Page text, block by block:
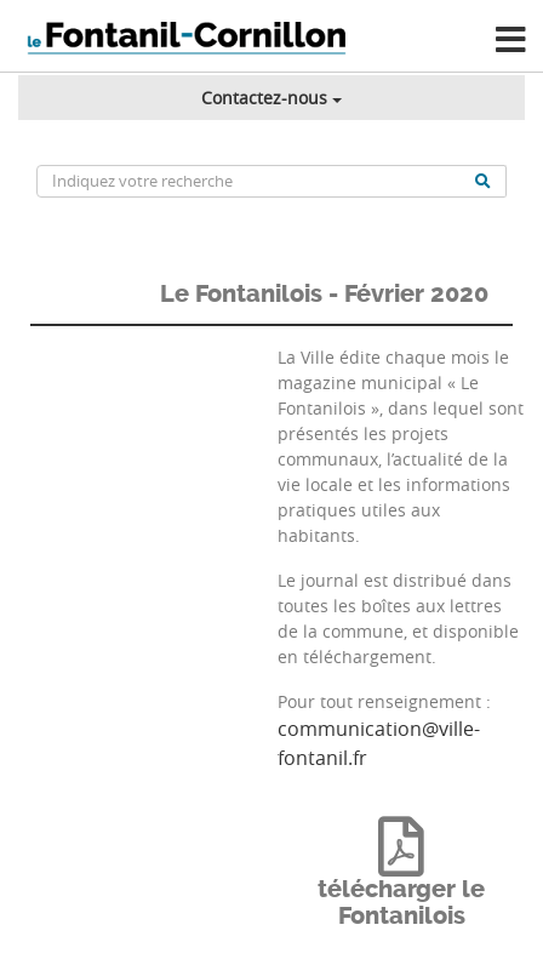
Contactez-nous
Le Fontanilois - Février 2020
La Ville édite chaque mois le
magazine municipal « Le
Fontanilois », dans lequel sont
présentés les projets
communaux, l’actualité de la
vie locale et les informations
pratiques utiles aux
habitants.
Le journal est distribué dans
toutes les boîtes aux lettres
de la commune, et disponible
en téléchargement.
Pour tout renseignement :
communication@ville-
fontanil.fr
télécharger le
Fontanilois